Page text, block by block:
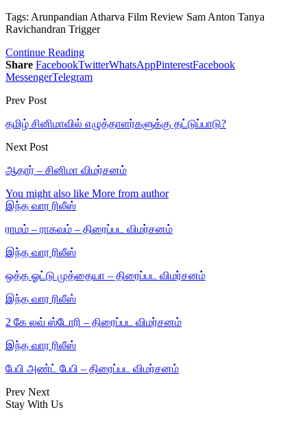
Tags: Arunpandian Atharva Film Review Sam Anton Tanya
Ravichandran Trigger
Continue Reading
Share FacebookTwitterWhatsAppPinterestFacebook
MessengerTelegram
Prev Post
தமிழ் சினிமாவில் எழுத்தாளர்களுக்கு தட்டுப்பாடு?
Next Post
ஆதார் – சினிமா விமர்சனம்
You might also like More from author
இந்த வார ரிலீஸ்
ராமம் – ராகவம் – திரைப்பட விமர்சனம்
இந்த வார ரிலீஸ்
ஒத்த ஓட்டு முத்தையா – திரைப்பட விமர்சனம்
இந்த வார ரிலீஸ்
2 கே லவ் ஸ்டோரி – திரைப்பட விமர்சனம்
இந்த வார ரிலீஸ்
பேபி அண்ட் பேபி – திரைப்பட விமர்சனம்
Prev Next
Stay With Us